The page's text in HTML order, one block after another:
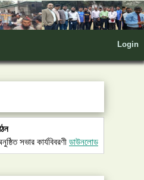
Login
সভার কার্যবিবরণী ডাউনলোড